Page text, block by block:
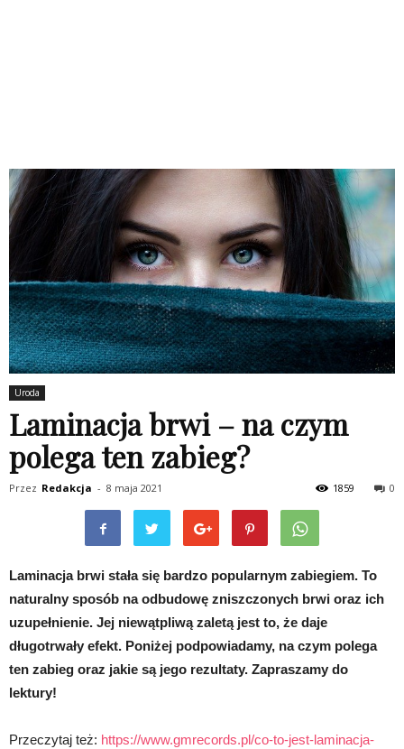
Uroda
Laminacja brwi – na czym
polega ten zabieg?
Przez Redakcja - 8 maja 2021 0
1859
Laminacja brwi stała się bardzo popularnym zabiegiem. To
naturalny sposób na odbudowę zniszczonych brwi oraz ich
uzupełnienie. Jej niewątpliwą zaletą jest to, że daje
długotrwały efekt. Poniżej podpowiadamy, na czym polega
ten zabieg oraz jakie są jego rezultaty. Zapraszamy do
lektury!
Przeczytaj też: https://www.gmrecords.pl/co-to-jest-laminacja-